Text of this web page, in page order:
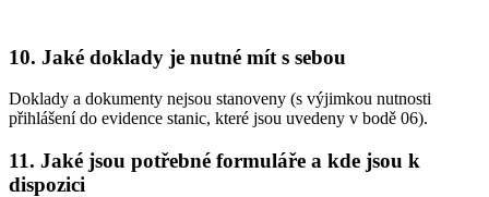
10. Jaké doklady je nutné mít s sebou
Doklady a dokumenty nejsou stanoveny (s výjimkou nutnosti
přihlášení do evidence stanic, které jsou uvedeny v bodě 06).
11. Jaké jsou potřebné formuláře a kde jsou k
dispozici